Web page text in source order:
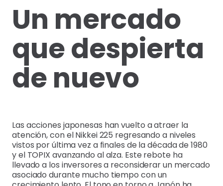
Un mercado
que despierta
de nuevo
Las acciones japonesas han vuelto a atraer la
atención, con el Nikkei 225 regresando a niveles
vistos por última vez a finales de la década de 1980
y el TOPIX avanzando al alza. Este rebote ha
llevado a los inversores a reconsiderar un mercado
asociado durante mucho tiempo con un